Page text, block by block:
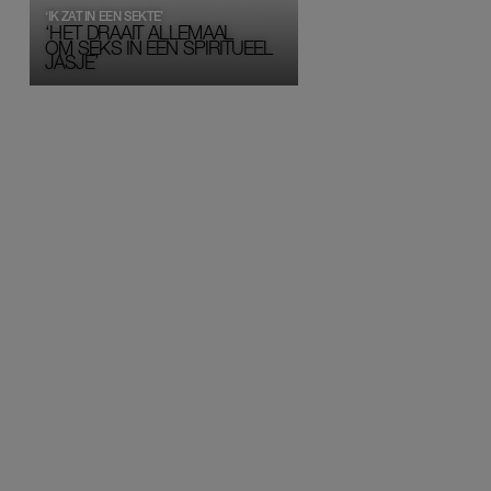
‘HET DRAAIT ALLEMAAL
OM SEKS IN EEN SPIRITUEEL
JASJE’
‘IK ZAT IN EEN SEKTE’